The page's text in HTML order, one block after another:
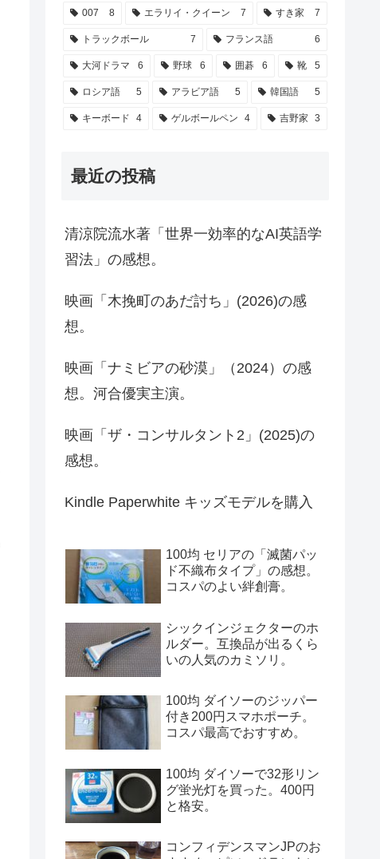
007 8 エラリイ・クイーン 7 すき家 7
トラックボール 7 フランス語 6
大河ドラマ 6 野球 6 囲碁 6 靴 5
ロシア語 5 アラビア語 5 韓国語 5
キーボード 4 ゲルボールペン 4 吉野家 3
最近の投稿
清涼院流水著「世界一効率的なAI英語学
習法」の感想。
映画「木挽町のあだ討ち」(2026)の感
想。
映画「ナミビアの砂漠」（2024）の感
想。河合優実主演。
映画「ザ・コンサルタント2」(2025)の
感想。
Kindle Paperwhite キッズモデルを購入
100均 セリアの「滅菌パッ
ド不織布タイプ」の感想。
コスパのよい絆創膏。
シックインジェクターのホ
ルダー。互換品が出るくら
いの人気のカミソリ。
100均 ダイソーのジッパー
付き200円スマホポーチ。
コスパ最高でおすすめ。
100均 ダイソーで32形リン
グ蛍光灯を買った。400円
と格安。
コンフィデンスマンJPのお